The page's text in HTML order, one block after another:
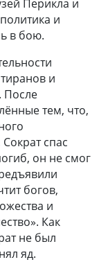
Перикла и
и
в бою.
и
После
тем, что,
спас
он не смог
богов,
и
Как
не был
яд.